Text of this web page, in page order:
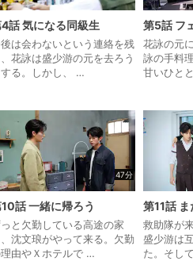
話 気になる同級生
は会わないという連絡を残
、花詠は盛少游の元を去ろう
する。しかし、 …
第5話 フ
花詠の元
詠の手料
甘いひと
47分
話 一緒に帰ろう
と欠勤している高途の家
沈文琅がやって来る。欠勤
由やＸホテルで …
第11話
救助隊が
盛少游は
た。そし